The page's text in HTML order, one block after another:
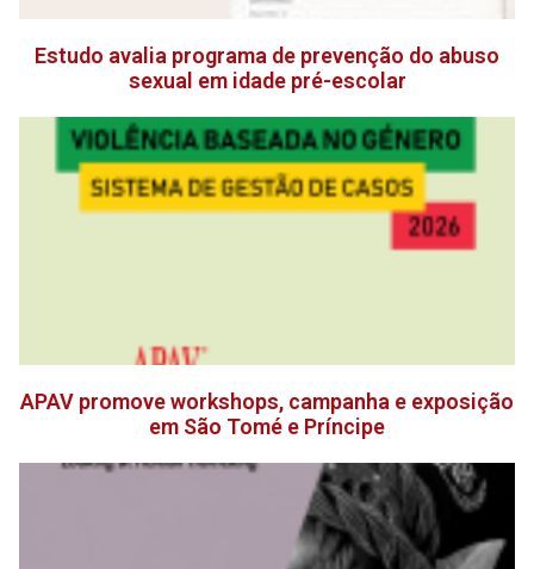
Estudo avalia programa de prevenção do abuso
sexual em idade pré-escolar
APAV promove workshops, campanha e exposição
em São Tomé e Príncipe